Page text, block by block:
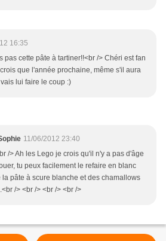
16:35
pas cette pâte à tartiner!!<br /> Chéri est fan
que l'année prochaine, même s'il aura
lui faire le coup :)
11/06/2012 23:40
/> Ah les Lego je crois qu'il n'y a pas d'âge
tu peux facilement le refaire en blanc
la pâte à scure blanche et des chamallows
/> <br /> <br /> <br />